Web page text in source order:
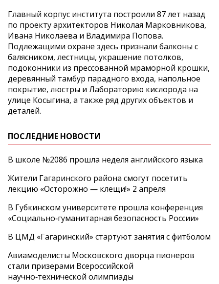
Главный корпус института построили 87 лет назад
по проекту архитекторов Николая Марковникова,
Ивана Николаева и Владимира Попова.
Подлежащими охране здесь признали балконы с
балясником, лестницы, украшение потолков,
подоконники из прессованной мраморной крошки,
деревянный тамбур парадного входа, напольное
покрытие, люстры и Лабораторию кислорода на
улице Косыгина, а также ряд других объектов и
деталей.
ПОСЛЕДНИЕ НОВОСТИ
В школе №2086 прошла неделя английского языка
Жители Гагаринского района смогут посетить
лекцию «Осторожно — клещи!» 2 апреля
В Губкинском университете прошла конференция
«Социально‑гуманитарная безопасность России»
В ЦМД «Гагаринский» стартуют занятия с фитболом
Авиамоделисты Московского дворца пионеров
стали призерами Всероссийской
научно‑технической олимпиады